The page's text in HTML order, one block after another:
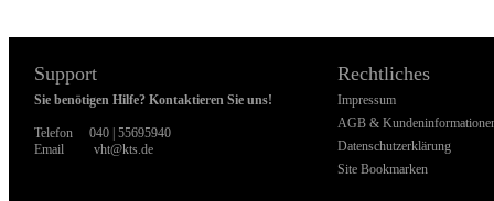
Support Rechtliches
Sie benötigen Hilfe? Kontaktieren Sie uns!
Telefon
040 | 55695940
Email
vht@kts.de
Impressum
AGB &
Datenschutzerklärung
Site Bookmarken